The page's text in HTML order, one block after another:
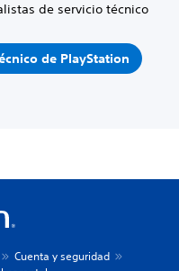
de servicio técnico
de PlayStation
Cuenta y seguridad